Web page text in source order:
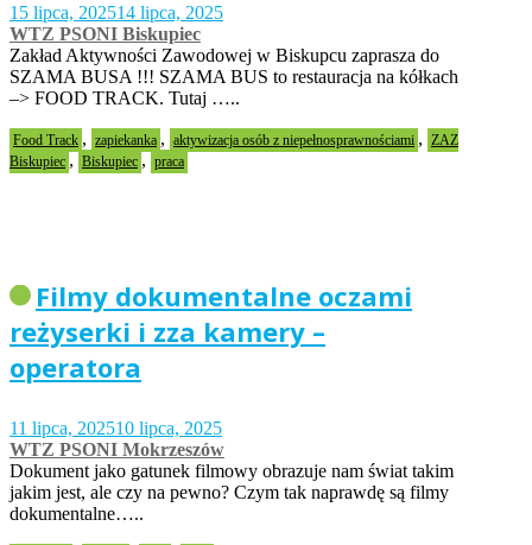
15 lipca, 202514 lipca, 2025
WTZ PSONI Biskupiec
Zakład Aktywności Zawodowej w Biskupcu zaprasza do
SZAMA BUSA !!! SZAMA BUS to restauracja na kółkach
–> FOOD TRACK. Tutaj …..
Food Track , zapiekanka , aktywizacja osób z niepełnosprawnościami ,
ZAZ
Biskupiec , Biskupiec , praca
Filmy dokumentalne oczami
reżyserki i zza kamery –
operatora
11 lipca, 202510 lipca, 2025
WTZ PSONI Mokrzeszów
Dokument jako gatunek filmowy obrazuje nam świat takim
jakim jest, ale czy na pewno? Czym tak naprawdę są filmy
dokumentalne…..